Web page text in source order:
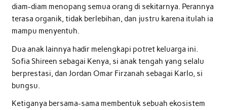
diam-diam menopang semua orang di sekitarnya. Perannya
terasa organik, tidak berlebihan, dan justru karena itulah ia
mampu menyentuh.
Dua anak lainnya hadir melengkapi potret keluarga ini.
Sofia Shireen sebagai Kenya, si anak tengah yang selalu
berprestasi, dan Jordan Omar Firzanah sebagai Karlo, si
bungsu.
Ketiganya bersama-sama membentuk sebuah ekosistem